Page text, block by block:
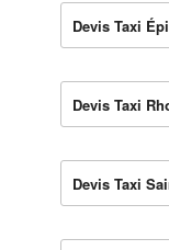
Devis Taxi
Devis Taxi
Devis Taxi